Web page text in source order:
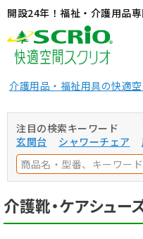
開設24年！福祉・介護用品
介護用品・福祉用具の快適
注目の検索キーワード
玄関台
シャワーチェア
介護靴・ケアシュー